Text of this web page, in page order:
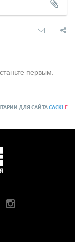
первым.
ДЛЯ САЙТАCACKLE